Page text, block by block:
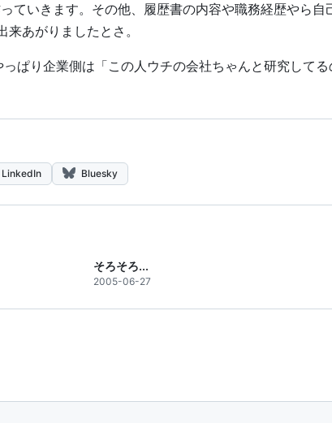
ていきます。その他、履歴書の内容や職務経歴やら
あがりましたとさ。
ぱり企業側は「この人ウチの会社ちゃんと研究して
LinkedIn Bluesky
そろそろ...
2005-06-27